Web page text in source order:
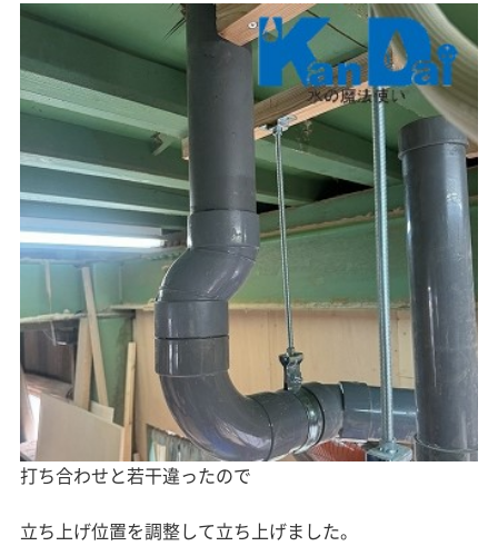
打ち合わせと若干違ったので
立ち上げ位置を調整して立ち上げました。